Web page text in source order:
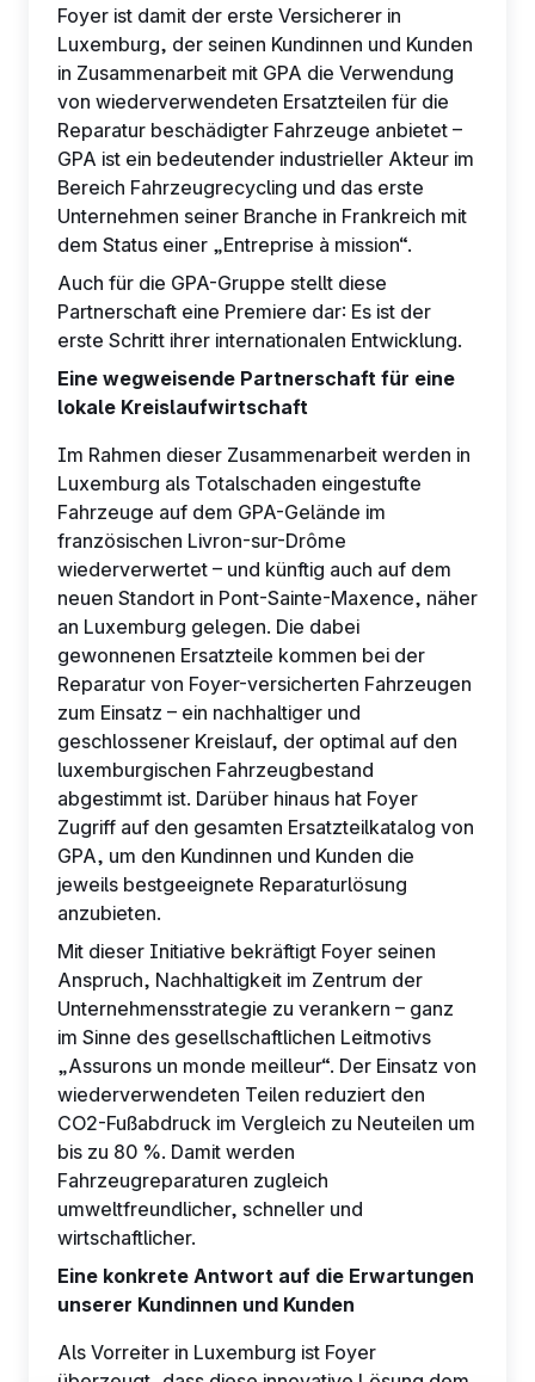
Foyer ist damit der erste Versicherer in
Luxemburg, der seinen Kundinnen und Kunden
in Zusammenarbeit mit GPA die Verwendung
von wiederverwendeten Ersatzteilen für die
Reparatur beschädigter Fahrzeuge anbietet –
GPA ist ein bedeutender industrieller Akteur im
Bereich Fahrzeugrecycling und das erste
Unternehmen seiner Branche in Frankreich mit
dem Status einer „Entreprise à mission“.
Auch für die GPA-Gruppe stellt diese
Partnerschaft eine Premiere dar: Es ist der
erste Schritt ihrer internationalen Entwicklung.
Eine wegweisende Partnerschaft für eine
lokale Kreislaufwirtschaft
Im Rahmen dieser Zusammenarbeit werden in
Luxemburg als Totalschaden eingestufte
Fahrzeuge auf dem GPA-Gelände im
französischen Livron-sur-Drôme
wiederverwertet – und künftig auch auf dem
neuen Standort in Pont-Sainte-Maxence, näher
an Luxemburg gelegen. Die dabei
gewonnenen Ersatzteile kommen bei der
Reparatur von Foyer-versicherten Fahrzeugen
zum Einsatz – ein nachhaltiger und
geschlossener Kreislauf, der optimal auf den
luxemburgischen Fahrzeugbestand
abgestimmt ist. Darüber hinaus hat Foyer
Zugriff auf den gesamten Ersatzteilkatalog von
GPA, um den Kundinnen und Kunden die
jeweils bestgeeignete Reparaturlösung
anzubieten.
Mit dieser Initiative bekräftigt Foyer seinen
Anspruch, Nachhaltigkeit im Zentrum der
Unternehmensstrategie zu verankern – ganz
im Sinne des gesellschaftlichen Leitmotivs
„Assurons un monde meilleur“. Der Einsatz von
wiederverwendeten Teilen reduziert den
CO2-Fußabdruck im Vergleich zu Neuteilen um
bis zu 80 %. Damit werden
Fahrzeugreparaturen zugleich
umweltfreundlicher, schneller und
wirtschaftlicher.
Eine konkrete Antwort auf die Erwartungen
unserer Kundinnen und Kunden
Als Vorreiter in Luxemburg ist Foyer